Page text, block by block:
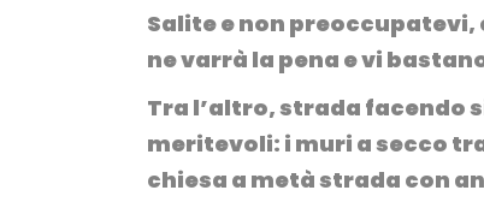
Salite e non
ne varrà la pena e vi
Tra l’altro, strada facendo
meritevoli: i muri a secco
chiesa a metà strada con